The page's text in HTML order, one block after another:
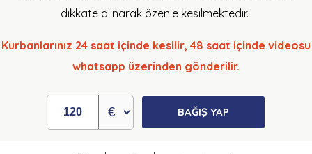
dikkate alınarak özenle kesilmektedir.
Kurbanlarınız 24 saat içinde kesilir, 48 saat içinde videosu
whatsapp üzerinden gönderilir.
BAĞIŞ YAP